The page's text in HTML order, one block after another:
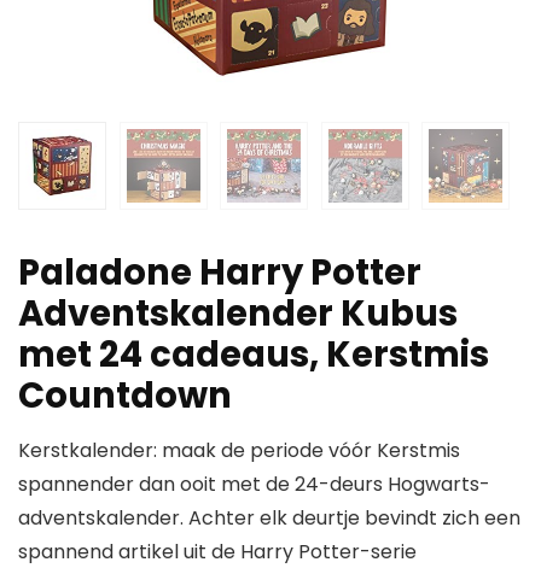
Paladone Harry Potter
Adventskalender Kubus
met 24 cadeaus, Kerstmis
Countdown
Kerstkalender: maak de periode vóór Kerstmis
spannender dan ooit met de 24-deurs Hogwarts-
adventskalender. Achter elk deurtje bevindt zich een
spannend artikel uit de Harry Potter-serie